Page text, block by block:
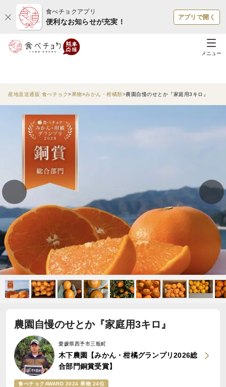
食べチョクアプリ
便利なお知らせが充実！
アプリで開く
メニュー
産地直送通販 食べチョク 果物 みかん・柑橘類 農園自慢のせとか『家庭用3キロ』
農園自慢のせとか『家庭用3キロ』
愛媛県西予市三瓶町
木下農園【みかん・柑橘グランプリ2026総
合部門銅賞受賞】
食べチョクAWARD 2024 果物 24位